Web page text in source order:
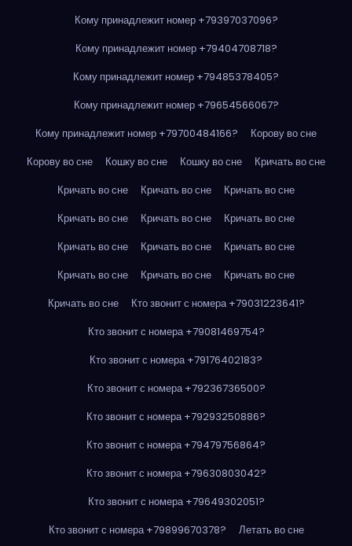
Кому принадлежит номер +79397037096?
Кому принадлежит номер +79404708718?
Кому принадлежит номер +79485378405?
Кому принадлежит номер +79654566067?
Кому принадлежит номер +79700484166?
Корову во сне
Корову во сне
Кошку во сне Кошку во сне
Кричать во сне
Кричать во сне
Кричать во сне
Кричать во сне
Кричать во сне
Кричать во сне
Кричать во сне
Кричать во сне
Кричать во сне
Кричать во сне
Кричать во сне
Кричать во сне
Кричать во сне
Кричать во сне
Кто звонит с номера +79031223641?
Кто звонит с номера +79081469754?
Кто звонит с номера +79176402183?
Кто звонит с номера +79236736500?
Кто звонит с номера +79293250886?
Кто звонит с номера +79479756864?
Кто звонит с номера +79630803042?
Кто звонит с номера +79649302051?
Кто звонит с номера +79899670378?
Летать во сне